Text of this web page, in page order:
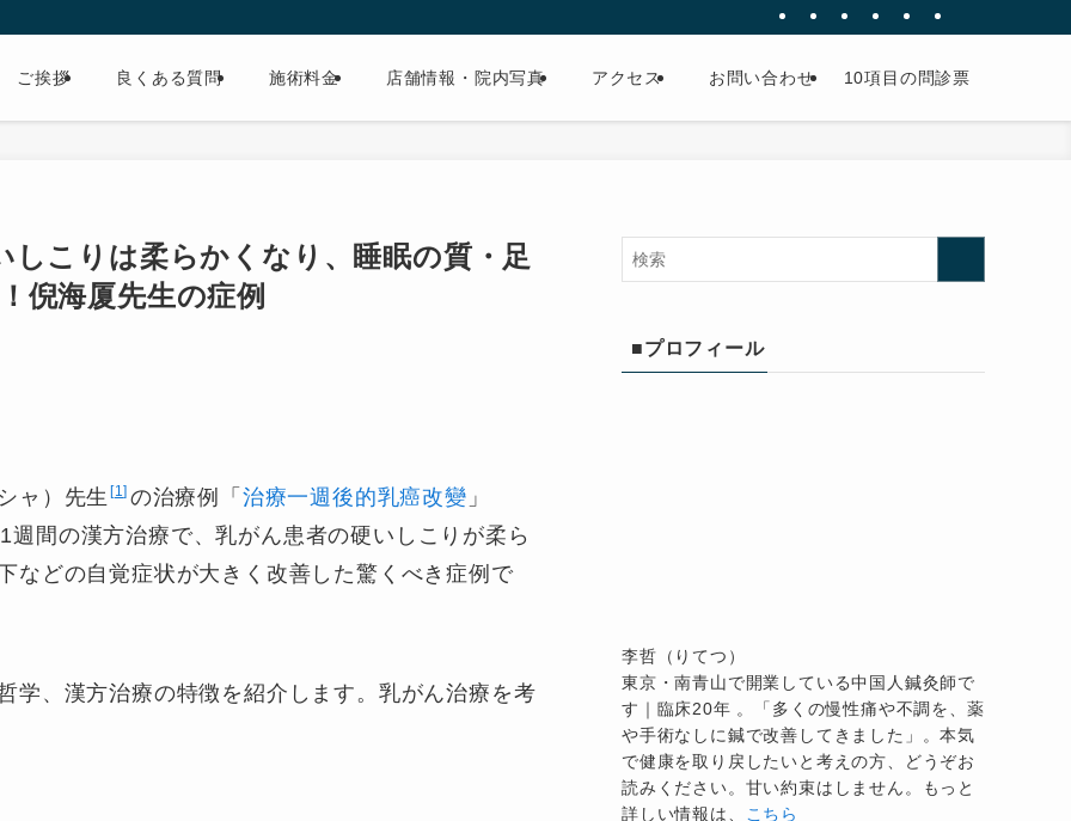
ご挨拶 良くある質問 施術料金 店舗情報・院内写真 アクセス お問い合わせ 10項目の問診票
しこりは柔らかくなり、睡眠の質・足
倪海厦先生の症例
ャ）先生 1 の治療例「 治療一週後的乳癌改變 」
間の漢方治療で、乳がん患者の硬いしこりが柔ら
などの自覚症状が大きく改善した驚くべき症例で
学、漢方治療の特徴を紹介します。乳がん治療を考
■プロフィール
李哲（りてつ）
東京・南青山で開業している中国人鍼灸師で
す｜臨床20年 。「多くの慢性痛や不調を、薬
や手術なしに鍼で改善してきました」。本気
で健康を取り戻したいと考えの方、どうぞお
読みください。甘い約束はしません。もっと
詳しい情報は、 こちら